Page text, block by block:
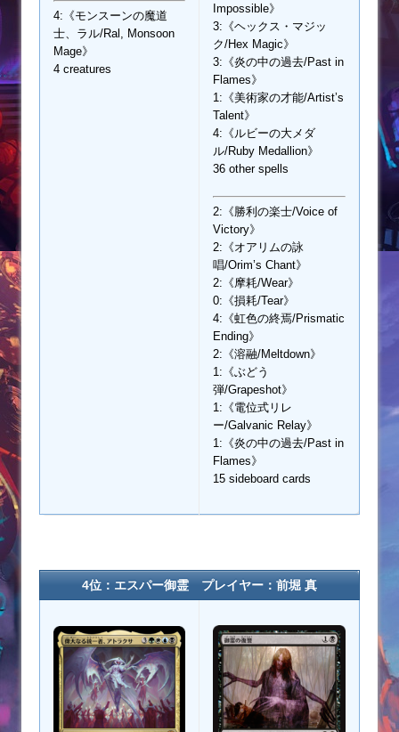
4:《モンスーンの魔道
士、ラル/Ral, Monsoon
Mage》
4 creatures
Impossible》
3:《ヘックス・マジッ
ク/Hex Magic》
3:《炎の中の過去/Past in
Flames》
1:《美術家の才能/Artist’s
Talent》
4:《ルビーの大メダ
ル/Ruby Medallion》
36 other spells
2:《勝利の楽士/Voice of
Victory》
2:《オアリムの詠
唱/Orim’s Chant》
2:《摩耗/Wear》
0:《損耗/Tear》
4:《虹色の終焉/Prismatic
Ending》
2:《溶融/Meltdown》
1:《ぶどう
弾/Grapeshot》
1:《電位式リレ
ー/Galvanic Relay》
1:《炎の中の過去/Past in
Flames》
15 sideboard cards
4位：エスパー御霊 プレイヤー：前堀 真